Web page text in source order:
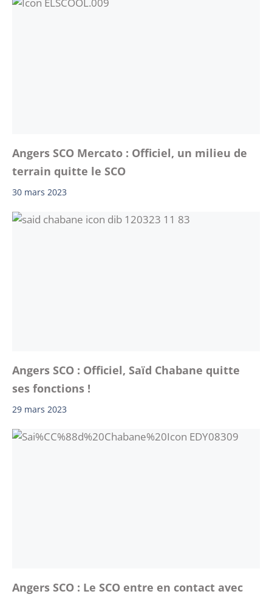
Angers SCO Mercato : Officiel, un milieu de
terrain quitte le SCO
30 mars 2023
Angers SCO : Officiel, Saïd Chabane quitte
ses fonctions !
29 mars 2023
Angers SCO : Le SCO entre en contact avec